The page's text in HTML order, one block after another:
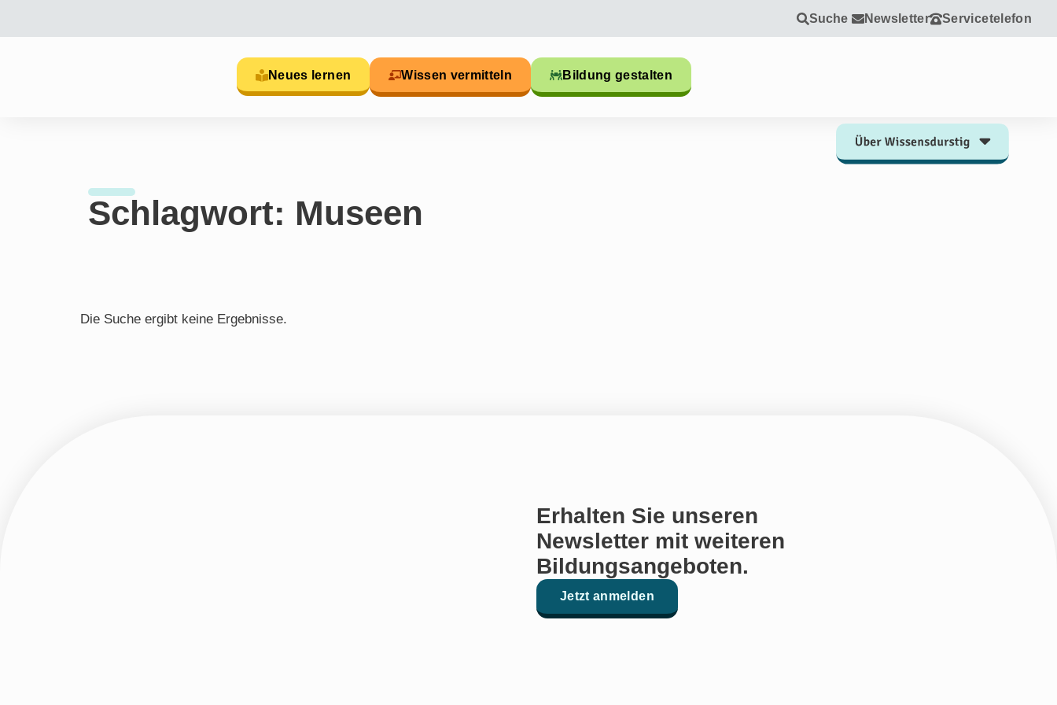
Suche Newsletter Servicetelefon
Neues lernen Wissen vermitteln Bildung gestalten
Schlagwort: Museen
Die Suche ergibt keine Ergebnisse.
Erhalten Sie unseren
Newsletter mit weiteren
Bildungsangeboten.
Jetzt anmelden